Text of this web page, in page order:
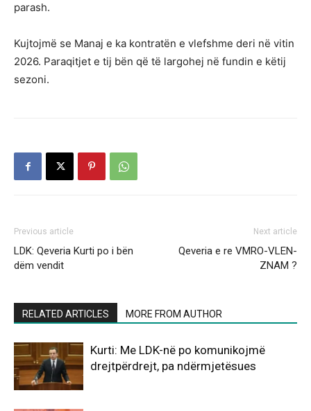
parash.
Kujtojmë se Manaj e ka kontratën e vlefshme deri në vitin
2026. Paraqitjet e tij bën që të largohej në fundin e këtij
sezoni.
Previous article
LDK: Qeveria Kurti po i bën
dëm vendit
Next article
Qeveria e re VMRO-VLEN-
ZNAM ?
RELATED ARTICLES MORE FROM AUTHOR
Kurti: Me LDK-në po komunikojmë
drejtpërdrejt, pa ndërmjetësues